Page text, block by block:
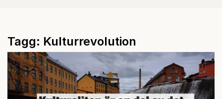
Tagg: Kulturrevolution